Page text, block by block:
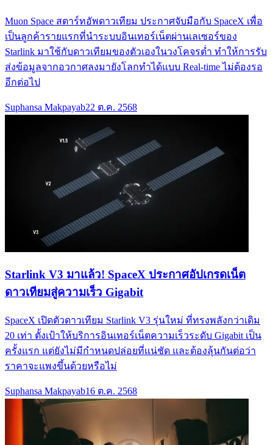
Muon Space สตาร์ทอัพดาวเทียม ประกาศจับมือกับ SpaceX เพื่อ
เป็นลูกค้ารายแรกที่นำระบบอินเทอร์เน็ตผ่านเลเซอร์ของ
Starlink มาใช้กับดาวเทียมของตัวเองในวงโคจรต่ำ ทำให้การรับ
ส่งข้อมูลจากอวกาศลงมายังโลกทำได้แบบ Real-time ไม่ต้องรอ
อีกต่อไป
Suphansa Makpayab22 ต.ค. 2568
Starlink V3 มาแล้ว! SpaceX ประกาศอัปเกรดเน็ต
ดาวเทียมสู่ความเร็ว Gigabit
SpaceX เปิดตัวดาวเทียม Starlink V3 รุ่นใหม่ ที่ทรงพลังกว่าเดิม
20 เท่า ตั้งเป้าให้บริการอินเทอร์เน็ตความเร็วระดับ Gigabit เป็น
ครั้งแรก แต่ยังไม่มีกำหนดปล่อยที่แน่ชัด และต้องลุ้นกันต่อว่า
ราคาจะแพงขึ้นด้วยหรือไม่
Suphansa Makpayab16 ต.ค. 2568